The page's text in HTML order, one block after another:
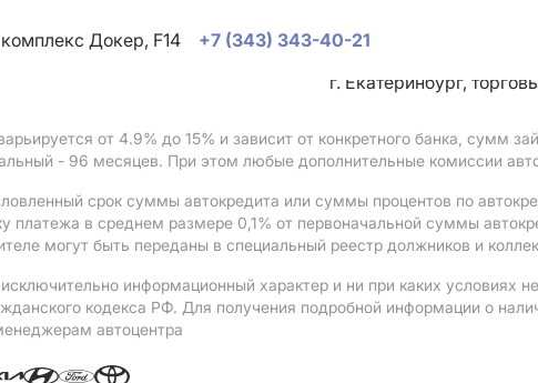
Докер, F14
+7 (343) 343-40-21
г. Екатеринбург,
от 4.9% до 15% и зависит от конкретного банка, сумм
- 96 месяцев. При этом любые дополнительные комиссии
срок суммы автокредита или суммы процентов по
платежа в среднем размере 0,1% от первоначальной суммы
могут быть переданы в специальный реестр должников и
информационный характер и ни при каких условиях
кодекса РФ. Для получения подробной информации о
автоцентра